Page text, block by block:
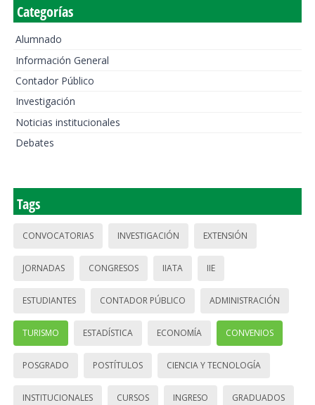
Categorías
Alumnado
Información General
Contador Público
Investigación
Noticias institucionales
Debates
Tags
CONVOCATORIAS INVESTIGACIÓN EXTENSIÓN
JORNADAS CONGRESOS IIATA IIE
ESTUDIANTES CONTADOR PÚBLICO ADMINISTRACIÓN
TURISMO ESTADÍSTICA ECONOMÍA CONVENIOS
POSGRADO POSTÍTULOS CIENCIA Y TECNOLOGÍA
INSTITUCIONALES CURSOS INGRESO GRADUADOS